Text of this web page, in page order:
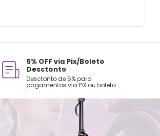
5% OFF via Pix/Boleto
Desctonto
Desctonto de 5% para
pagamentos via PIX ou boleto